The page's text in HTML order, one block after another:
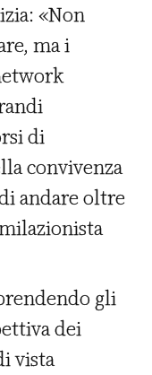
«Non
ma i
di
convivenza
andare oltre
gli
dei
vista